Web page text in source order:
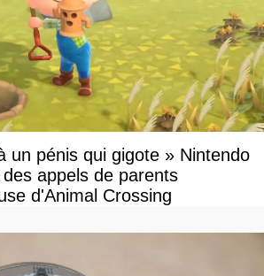
un pénis qui gigote » Nintendo
appels de parents
d'Animal Crossing